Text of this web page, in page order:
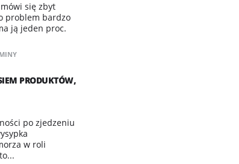
się zbyt
problem bardzo
ją jeden proc.
PRODUKTÓW,
po zjedzeniu
w roli